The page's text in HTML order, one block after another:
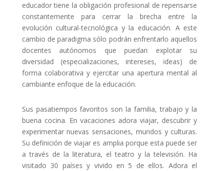
educador tiene la obligación profesional de repensarse
constantemente para cerrar la brecha entre la
evolución cultural-tecnológica y la educación. A este
cambio de paradigma sólo podrán enfrentarlo aquellos
docentes autónomos que puedan explotar su
diversidad (especializaciones, intereses, ideas) de
forma colaborativa y ejercitar una apertura mental al
cambiante enfoque de la educación.
Sus pasatiempos favoritos son la familia, trabajo y la
buena cocina. En vacaciones adora viajar, descubrir y
experimentar nuevas sensaciones, mundos y culturas.
Su definición de viajar es amplia porque esta puede ser
a través de la literatura, el teatro y la televisión. Ha
visitado 30 países y vivido en 5 de ellos. Adora el